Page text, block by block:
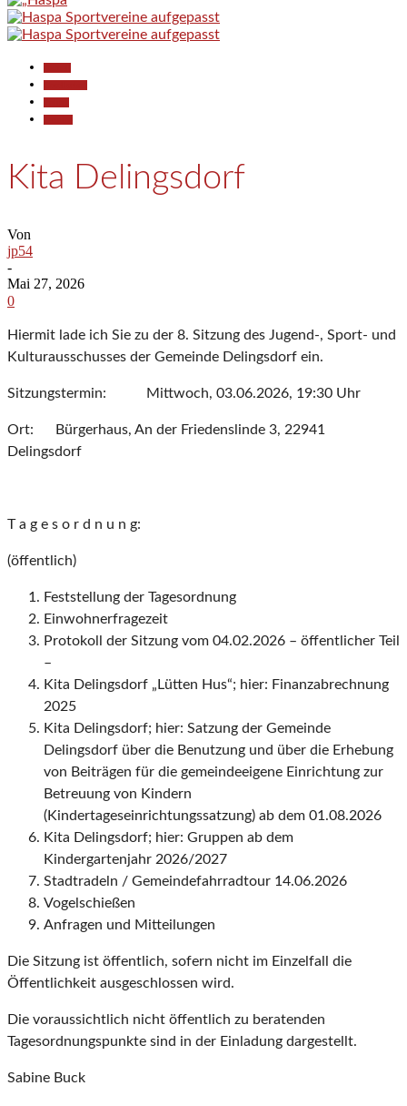
Kita Delingsdorf
Von
jp54
-
Mai 27, 2026
0
Hiermit lade ich Sie zu der 8. Sitzung des Jugend-, Sport- und
Kulturausschusses der Gemeinde Delingsdorf ein.
Sitzungstermin: Mittwoch, 03.06.2026, 19:30 Uhr
Ort: Bürgerhaus, An der Friedenslinde 3, 22941
Delingsdorf
T a g e s o r d n u n g:
(öffentlich)
Feststellung der Tagesordnung
Einwohnerfragezeit
Protokoll der Sitzung vom 04.02.2026 – öffentlicher Teil
–
Kita Delingsdorf „Lütten Hus“; hier: Finanzabrechnung
2025
Kita Delingsdorf; hier: Satzung der Gemeinde
Delingsdorf über die Benutzung und über die Erhebung
von Beiträgen für die gemeindeeigene Einrichtung zur
Betreuung von Kindern
(Kindertageseinrichtungssatzung) ab dem 01.08.2026
Kita Delingsdorf; hier: Gruppen ab dem
Kindergartenjahr 2026/2027
Stadtradeln / Gemeindefahrradtour 14.06.2026
Vogelschießen
Anfragen und Mitteilungen
Die Sitzung ist öffentlich, sofern nicht im Einzelfall die
Öffentlichkeit ausgeschlossen wird.
Die voraussichtlich nicht öffentlich zu beratenden
Tagesordnungspunkte sind in der Einladung dargestellt.
Sabine Buck